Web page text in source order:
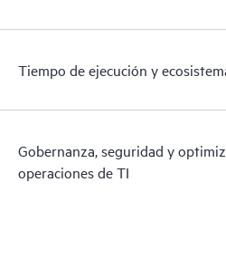
Tiempo de ejecución y
Gobernanza, seguridad y
operaciones de TI